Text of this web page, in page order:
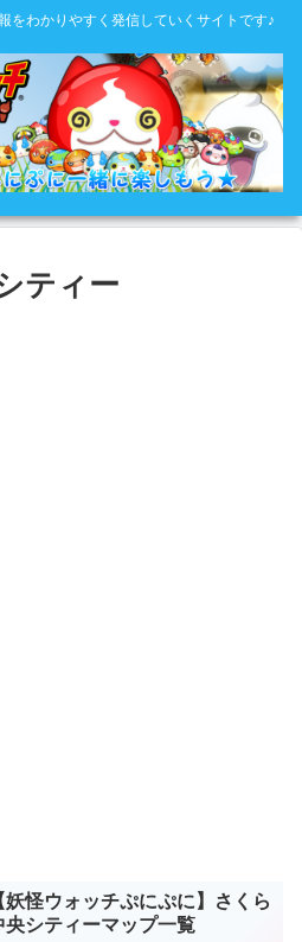
をわかりやすく発信していくサイトです♪
ティー
妖怪ウォッチぷにぷに】さくら
央シティーマップ一覧